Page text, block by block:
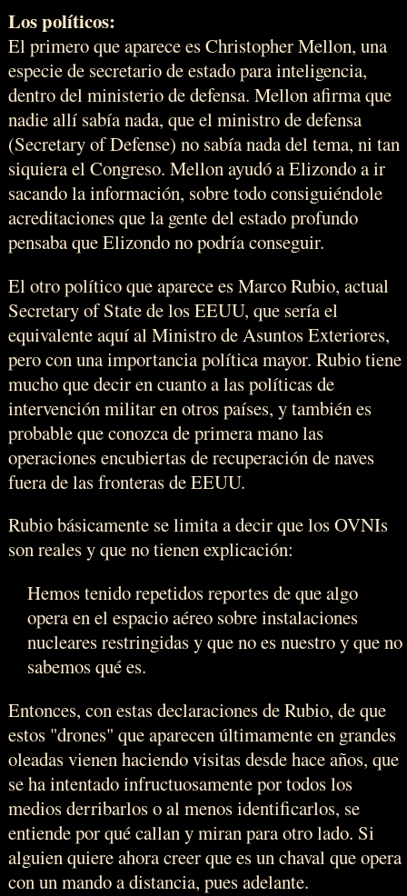
Los políticos:
El primero que aparece es Christopher Mellon, una
especie de secretario de estado para inteligencia,
dentro del ministerio de defensa. Mellon afirma que
nadie allí sabía nada, que el ministro de defensa
(Secretary of Defense) no sabía nada del tema, ni tan
siquiera el Congreso. Mellon ayudó a Elizondo a ir
sacando la información, sobre todo consiguiéndole
acreditaciones que la gente del estado profundo
pensaba que Elizondo no podría conseguir.
El otro político que aparece es Marco Rubio, actual
Secretary of State de los EEUU, que sería el
equivalente aquí al Ministro de Asuntos Exteriores,
pero con una importancia política mayor. Rubio tiene
mucho que decir en cuanto a las políticas de
intervención militar en otros países, y también es
probable que conozca de primera mano las
operaciones encubiertas de recuperación de naves
fuera de las fronteras de EEUU.
Rubio básicamente se limita a decir que los OVNIs
son reales y que no tienen explicación:
Hemos tenido repetidos reportes de que algo
opera en el espacio aéreo sobre instalaciones
nucleares restringidas y que no es nuestro y que no
sabemos qué es.
Entonces, con estas declaraciones de Rubio, de que
estos "drones" que aparecen últimamente en grandes
oleadas vienen haciendo visitas desde hace años, que
se ha intentado infructuosamente por todos los
medios derribarlos o al menos identificarlos, se
entiende por qué callan y miran para otro lado. Si
alguien quiere ahora creer que es un chaval que opera
con un mando a distancia, pues adelante.